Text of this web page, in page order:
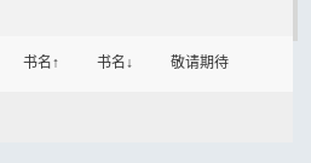
书名↑ 书名↓ 敬请期待